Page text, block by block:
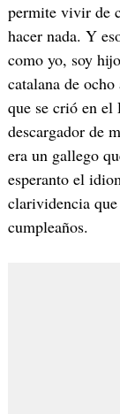
permite vivir de
hacer nada. Y
como yo, soy
catalana de
que se crió en
descargador de
era un gallego
esperanto el
clarividencia
cumpleaños.